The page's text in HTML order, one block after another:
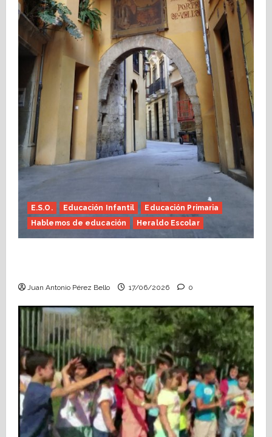
E.S.O. Educación Infantil
Educación Primaria
Hablemos de educación
Heraldo Escolar
Juan Antonio Pérez Bello 17/06/2026 0